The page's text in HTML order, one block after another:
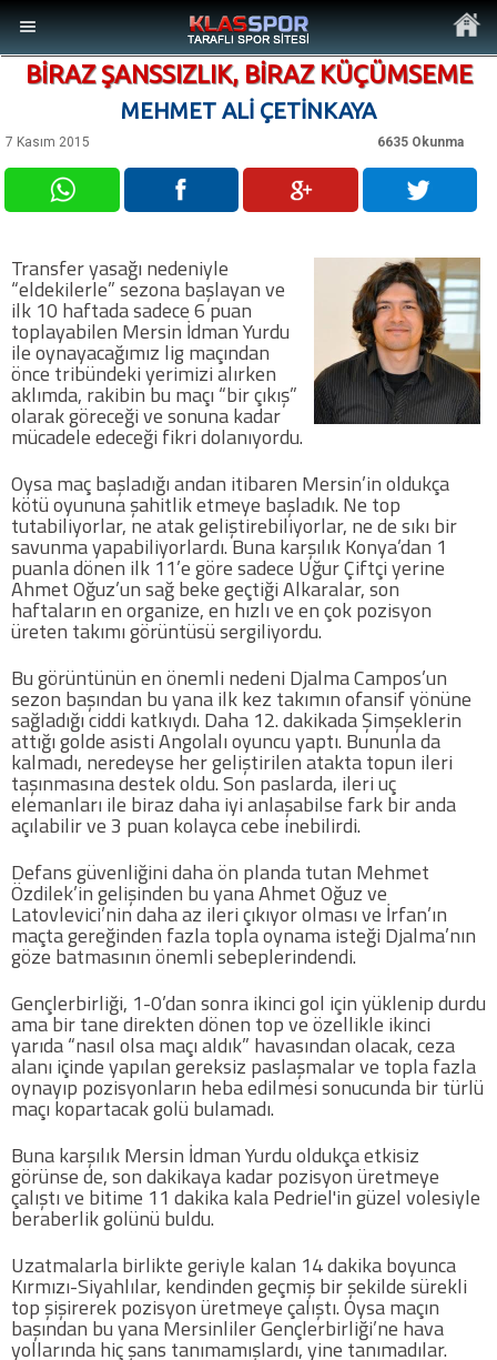
MENÜ
Son Dakika Haberler
Foto Galeri
Video Galeri
Ankara Takımları
Futbol
Basketbol
Voleybol
Hentbol
Bisiklet
Sosyal Medya
Facebook
Twitter
Google Plus
Hakkımızda
Blog
BİRAZ ŞANSSIZLIK, BİRAZ KÜÇÜMSEME
MEHMET ALİ ÇETİNKAYA
7 Kasım 2015 6635 Okunma
Transfer yasağı nedeniyle
“eldekilerle” sezona başlayan ve
ilk 10 haftada sadece 6 puan
toplayabilen Mersin İdman Yurdu
ile oynayacağımız lig maçından
önce tribündeki yerimizi alırken
aklımda, rakibin bu maçı “bir çıkış”
olarak göreceği ve sonuna kadar
mücadele edeceği fikri dolanıyordu.
Oysa maç başladığı andan itibaren Mersin’in oldukça
kötü oyununa şahitlik etmeye başladık. Ne top
tutabiliyorlar, ne atak geliştirebiliyorlar, ne de sıkı bir
savunma yapabiliyorlardı. Buna karşılık Konya’dan 1
puanla dönen ilk 11’e göre sadece Uğur Çiftçi yerine
Ahmet Oğuz’un sağ beke geçtiği Alkaralar, son
haftaların en organize, en hızlı ve en çok pozisyon
üreten takımı görüntüsü sergiliyordu.
Bu görüntünün en önemli nedeni Djalma Campos’un
sezon başından bu yana ilk kez takımın ofansif yönüne
sağladığı ciddi katkıydı. Daha 12. dakikada Şimşeklerin
attığı golde asisti Angolalı oyuncu yaptı. Bununla da
kalmadı, neredeyse her geliştirilen atakta topun ileri
taşınmasına destek oldu. Son paslarda, ileri uç
elemanları ile biraz daha iyi anlaşabilse fark bir anda
açılabilir ve 3 puan kolayca cebe inebilirdi.
Defans güvenliğini daha ön planda tutan Mehmet
Özdilek’in gelişinden bu yana Ahmet Oğuz ve
Latovlevici’nin daha az ileri çıkıyor olması ve İrfan’ın
maçta gereğinden fazla topla oynama isteği Djalma’nın
göze batmasının önemli sebeplerindendi.
Gençlerbirliği, 1-0’dan sonra ikinci gol için yüklenip durdu
ama bir tane direkten dönen top ve özellikle ikinci
yarıda “nasıl olsa maçı aldık” havasından olacak, ceza
alanı içinde yapılan gereksiz paslaşmalar ve topla fazla
oynayıp pozisyonların heba edilmesi sonucunda bir türlü
maçı kopartacak golü bulamadı.
Buna karşılık Mersin İdman Yurdu oldukça etkisiz
görünse de, son dakikaya kadar pozisyon üretmeye
çalıştı ve bitime 11 dakika kala Pedriel'in güzel volesiyle
beraberlik golünü buldu.
Uzatmalarla birlikte geriyle kalan 14 dakika boyunca
Kırmızı-Siyahlılar, kendinden geçmiş bir şekilde sürekli
top şişirerek pozisyon üretmeye çalıştı. Oysa maçın
başından bu yana Mersinliler Gençlerbirliği’ne hava
yollarında hiç şans tanımamışlardı, yine tanımadılar.